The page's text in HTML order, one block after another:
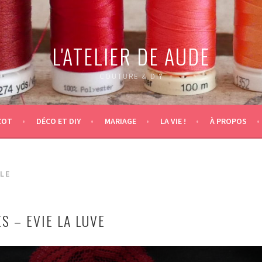
L'ATELIER DE AUDE
COUTURE & DIY
DÉCO ET DIY MARIAGE LA VIE ! À PROPOS
– EVIE LA LUVE